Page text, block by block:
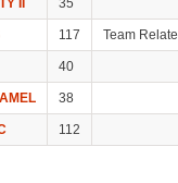
II 35
117 Team Relate
40
38
112